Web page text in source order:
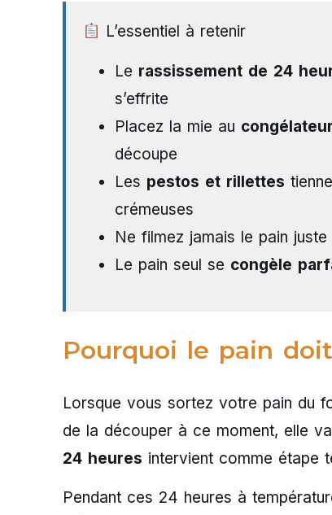
L’essentiel à retenir
Le rassissement de 24
s’effrite
Placez la mie au
découpe
Les pestos et rillettes
crémeuses
Ne filmez jamais le pain
Le pain seul se congèle
Pourquoi le pain
Lorsque vous sortez votre pain du
de la découper à ce moment, elle
24 heures intervient comme étape
Pendant ces 24 heures à